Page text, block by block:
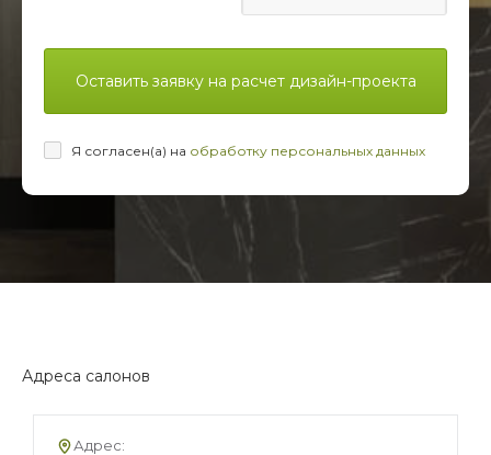
Оставить заявку на расчет дизайн-проекта
Я согласен(а) на обработку персональных данных
Адреса салонов
Адрес: